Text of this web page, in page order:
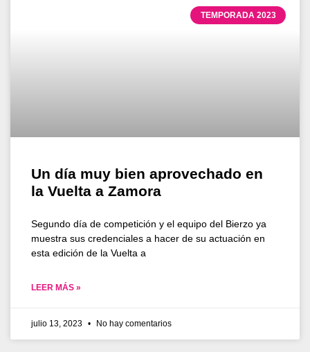
TEMPORADA 2023
Un día muy bien aprovechado en
la Vuelta a Zamora
Segundo día de competición y el equipo del Bierzo ya
muestra sus credenciales a hacer de su actuación en
esta edición de la Vuelta a
LEER MÁS »
julio 13, 2023 No hay comentarios